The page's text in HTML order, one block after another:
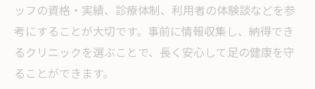
ッフの資格・実績、診療体制、利用者の体験談などを参
考にすることが大切です。事前に情報収集し、納得でき
るクリニックを選ぶことで、長く安心して足の健康を守
ることができます。